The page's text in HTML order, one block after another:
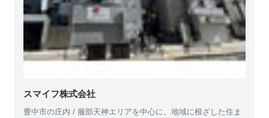
スマイフ株式会社
豊中市の庄内 / 服部天神エリアを中心に、地域に根ざした住ま